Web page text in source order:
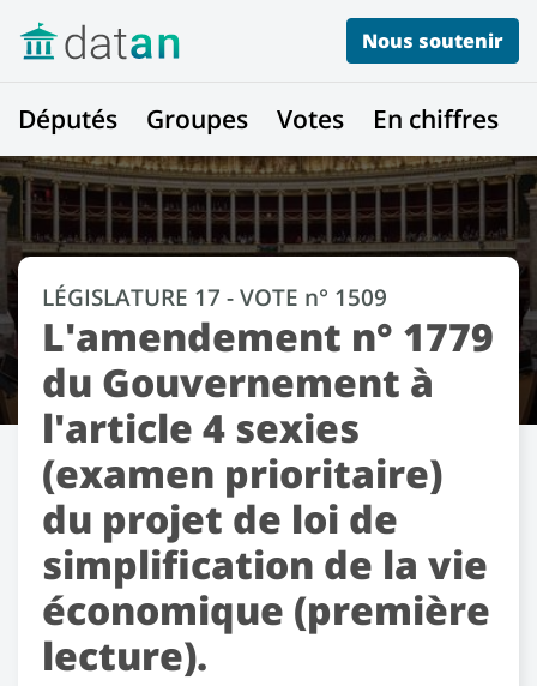
Nous soutenir
Députés Groupes Votes En chiffres
LÉGISLATURE 17 - VOTE n° 1509
L'amendement n° 1779
du Gouvernement à
l'article 4 sexies
(examen prioritaire)
du projet de loi de
simplification de la vie
économique (première
lecture).